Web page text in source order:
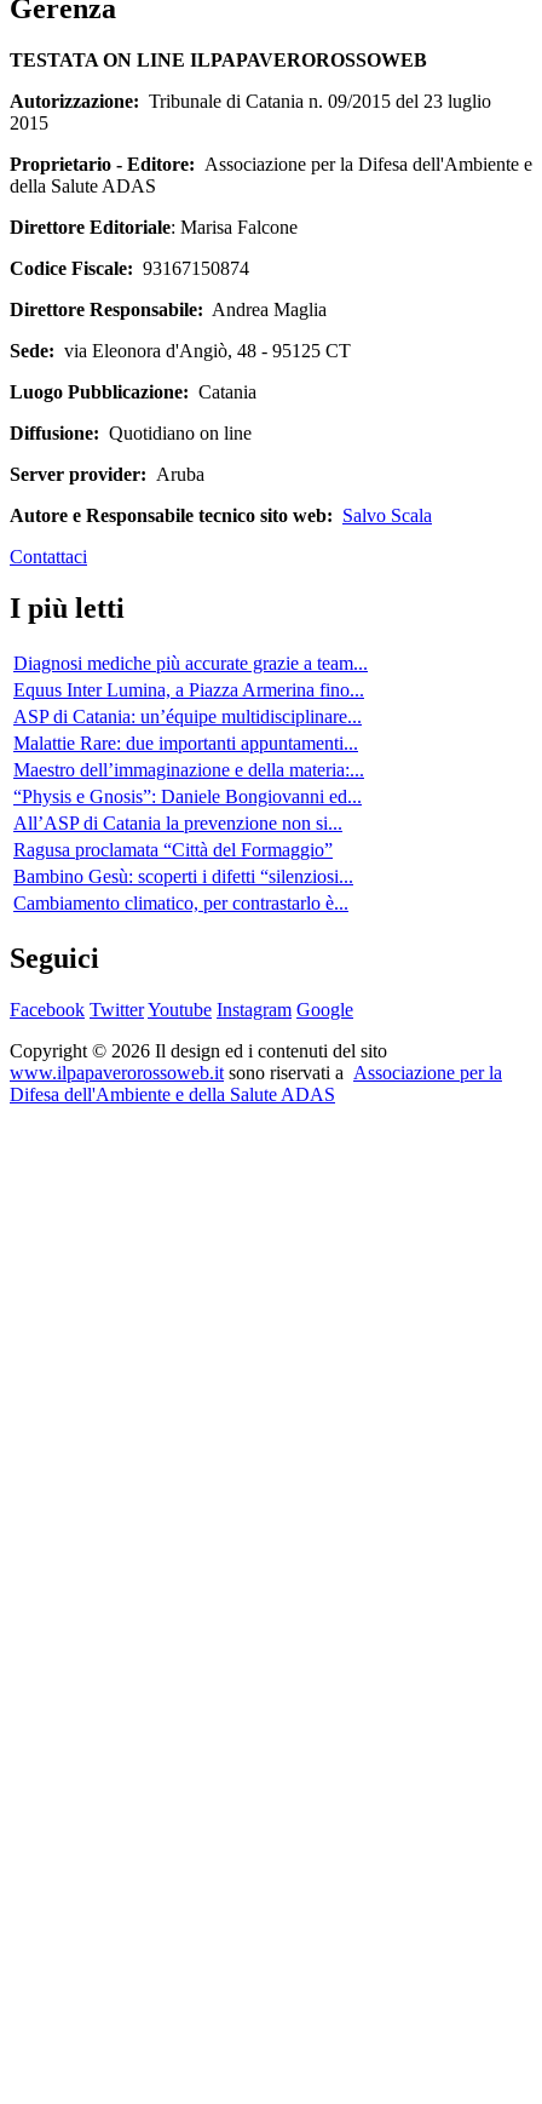
Gerenza
TESTATA ON LINE ILPAPAVEROROSSOWEB
Autorizzazione: Tribunale di Catania n. 09/2015 del 23 luglio
2015
Proprietario - Editore: Associazione per la Difesa dell'Ambiente e
della Salute ADAS
Direttore Editoriale: Marisa Falcone
Codice Fiscale: 93167150874
Direttore Responsabile: Andrea Maglia
Sede: via Eleonora d'Angiò, 48 - 95125 CT
Luogo Pubblicazione: Catania
Diffusione: Quotidiano on line
Server provider: Aruba
Autore e Responsabile tecnico sito web: Salvo Scala
Contattaci
I più letti
Diagnosi mediche più accurate grazie a team...
Equus Inter Lumina, a Piazza Armerina fino...
ASP di Catania: un’équipe multidisciplinare...
Malattie Rare: due importanti appuntamenti...
Maestro dell’immaginazione e della materia:...
“Physis e Gnosis”: Daniele Bongiovanni ed...
All’ASP di Catania la prevenzione non si...
Ragusa proclamata “Città del Formaggio”
Bambino Gesù: scoperti i difetti “silenziosi...
Cambiamento climatico, per contrastarlo è...
Seguici
Facebook TwitterYoutube Instagram Google
Copyright © 2026 Il design ed i contenuti del sito
www.ilpapaverorossoweb.it sono riservati a Associazione per la
Difesa dell'Ambiente e della Salute ADAS